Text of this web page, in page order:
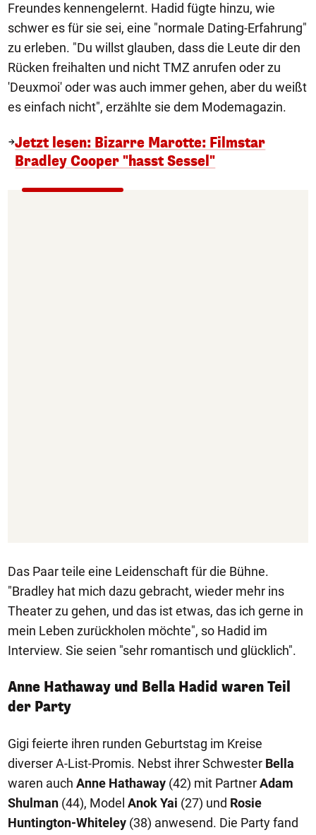
Freundes kennengelernt. Hadid fügte hinzu, wie
schwer es für sie sei, eine "normale Dating-Erfahrung"
zu erleben. "Du willst glauben, dass die Leute dir den
Rücken freihalten und nicht TMZ anrufen oder zu
'Deuxmoi' oder was auch immer gehen, aber du weißt
es einfach nicht", erzählte sie dem Modemagazin.
Jetzt lesen: Bizarre Marotte: Filmstar
Bradley Cooper "hasst Sessel"
Das Paar teile eine Leidenschaft für die Bühne.
"Bradley hat mich dazu gebracht, wieder mehr ins
Theater zu gehen, und das ist etwas, das ich gerne in
mein Leben zurückholen möchte", so Hadid im
Interview. Sie seien "sehr romantisch und glücklich".
Anne Hathaway und Bella Hadid waren Teil
der Party
Gigi feierte ihren runden Geburtstag im Kreise
diverser A-List-Promis. Nebst ihrer Schwester Bella
waren auch Anne Hathaway (42) mit PartnerAdam
Shulman (44), Model Anok Yai (27) und Rosie
Huntington-Whiteley (38) anwesend. Die Party fand